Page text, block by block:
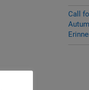
Call